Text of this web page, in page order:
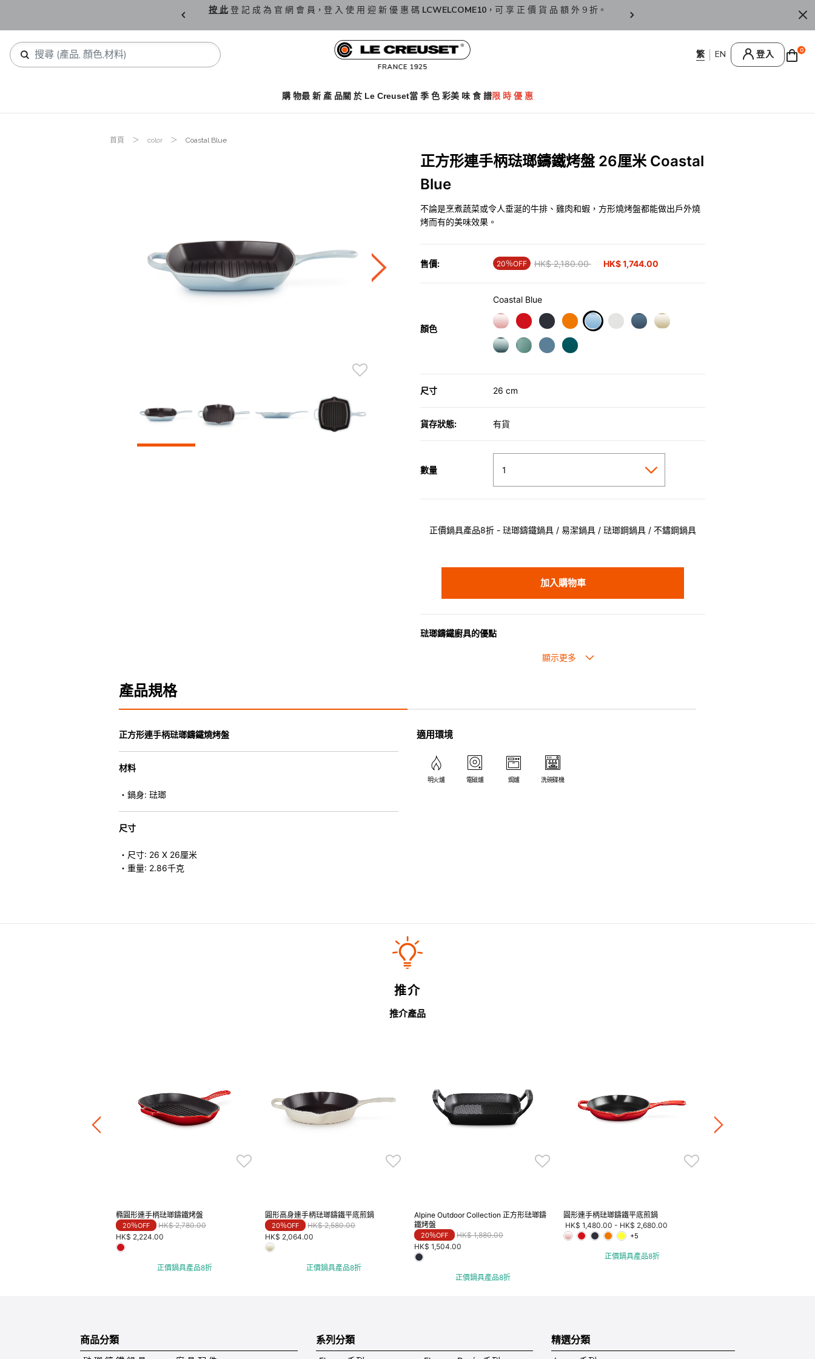
按 此 登 記 成 為 官 網 會 員，登 入 使 用 迎 新 優 惠 碼 LCWELCOME10 ，可 享 正 價 貨 品 額 外 9 折。 香 港 / 澳 門 訂 單 滿
登入 0
購 物最 新 產 品關 於 Le Creuset當 季 色 彩美 味 食 譜限 時 優 惠
首頁 color Coastal Blue
正方形連手柄琺瑯鑄鐵烤盤 26厘米 Coastal
Blue
不論是烹煮蔬菜或令人垂涎的牛排、雞肉和蝦，方形燒烤盤都能做出戶外燒
烤而有的美味效果。
售價: 20％OFF Price reduced from
HK$ 2,180.00 HK$ 1,744.00
顏色
Coastal Blue
尺寸 26 cm
貨存狀態: 有貨
數量
正價鍋具產品8折 - 琺瑯鑄鐵鍋具 / 易潔鍋具 / 琺瑯鋼鍋具 / 不鏽鋼鍋具
加入購物車
琺瑯鑄鐵廚具的優點
• 琺瑯鑄鐵傳熱性均勻，不會產生過熱點。
• 適用於多種熱源，例如明火、電磁爐或焗爐（微波爐除外）。
產品規格
正方形連手柄琺瑯鑄鐵燒烤盤
材料
・鍋身: 琺瑯
尺寸
・尺寸: 26 X 26厘米
・重量: 2.86千克
適用環境
明火爐 電磁爐 焗爐 洗碗碟機
推介
推介產品
橢圓形連手柄琺瑯鑄鐵烤盤
20％OFF Price reduced from
HK$ 2,780.00to
HK$ 2,224.00
正價鍋具產品8折
圓形高身連手柄琺瑯鑄鐵平底煎鍋
20％OFF Price reduced from
HK$ 2,580.00to
HK$ 2,064.00
正價鍋具產品8折
Alpine Outdoor Collection 正方形琺瑯鑄
鐵烤盤
20％OFF Price reduced from
HK$ 1,880.00to
HK$ 1,504.00
正價鍋具產品8折
圓形連手柄琺瑯鑄鐵平底煎鍋
HK$ 1,480.00 - HK$ 2,680.00
+5
正價鍋具產品8折
商品分類 系列分類 精選分類